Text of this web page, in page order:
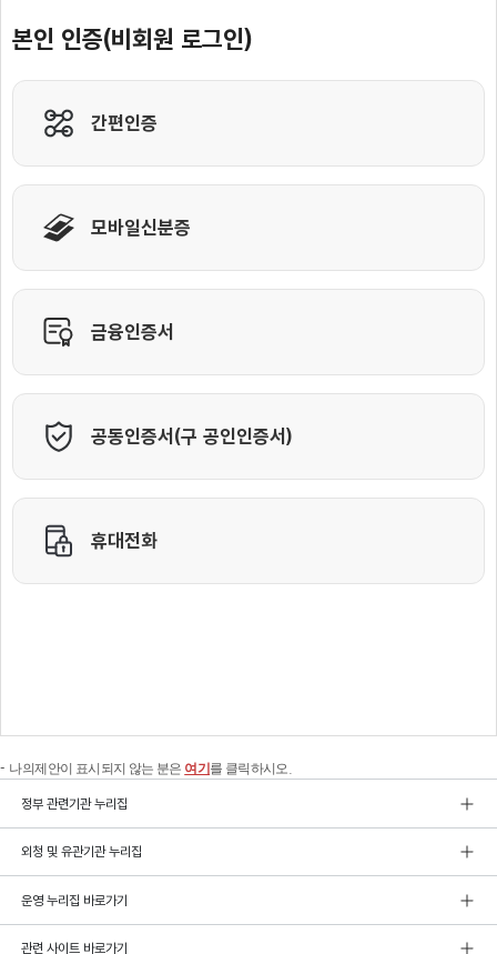
나의제안이 표시되지 않는 분은 여기 를 클릭하시오.
정부 관련기관 누리집
외청 및 유관기관 누리집
운영 누리집 바로가기
관련 사이트 바로가기